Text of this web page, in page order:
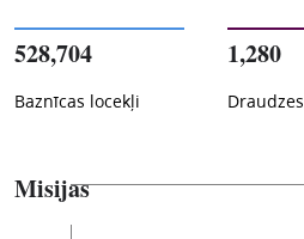
528,704
Baznīcas locekļi
1,280
Draudzes
Misijas